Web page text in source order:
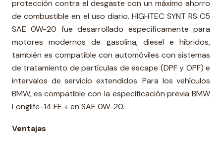
protección contra el desgaste con un máximo ahorro
de combustible en el uso diario. HIGHTEC SYNT RS C5
SAE 0W-20 fue desarrollado específicamente para
motores modernos de gasolina, diesel e híbridos,
también es compatible con automóviles con sistemas
de tratamiento de partículas de escape (DPF y OPF) e
intervalos de servicio extendidos. Para los vehículos
BMW, es compatible con la especificación previa BMW
Longlife-14 FE + en SAE 0W-20.
Ventajas